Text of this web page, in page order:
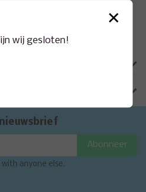
Abonneer
anyone else.
×
wij gesloten!